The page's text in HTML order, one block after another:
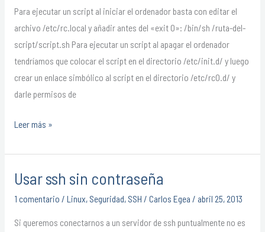
Para ejecutar un script al iniciar el ordenador basta con editar el
archivo /etc/rc.local y añadir antes del «exit 0»: /bin/sh /ruta-del-
script/script.sh Para ejecutar un script al apagar el ordenador
tendríamos que colocar el script en el directorio /etc/init.d/ y luego
crear un enlace simbólico al script en el directorio /etc/rc0.d/ y
darle permisos de
o
al
apagar
el
ordenador
en
Leer más »
Usar ssh sin contraseña
1 comentario / Linux, Seguridad, SSH / Carlos Egea / abril 25, 2013
Si queremos conectarnos a un servidor de ssh puntualmente no es
Usar
contraseña